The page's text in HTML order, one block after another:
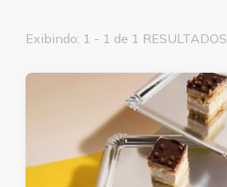
Exibindo: 1 - 1 de 1 RESULTADOS